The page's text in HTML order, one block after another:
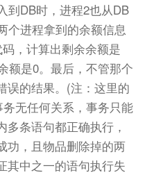
到DB时，进程2也从DB
个进程拿到的余额信息
，计算出剩余余额是
额是0。最后，不管那个
误的结果。(注：这里的
无任何关系，事务只能
条语句都正确执行，
功，且物品删除掉的两
其中之一的语句执行失